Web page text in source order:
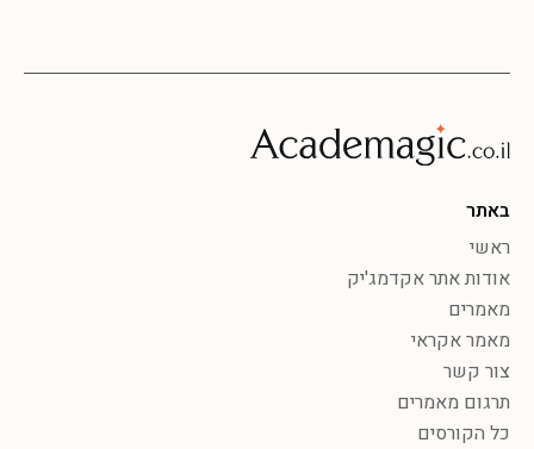
באתר
ראשי
אודות אתר אקדמג'יק
מאמרים
מאמר אקראי
צור קשר
תרגום מאמרים
כל הקורסים